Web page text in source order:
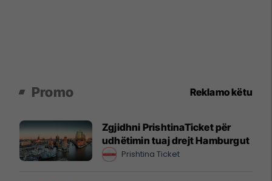
Promo Reklamo këtu
Zgjidhni PrishtinaTicket për
udhëtimin tuaj drejt Hamburgut
Prishtina Ticket